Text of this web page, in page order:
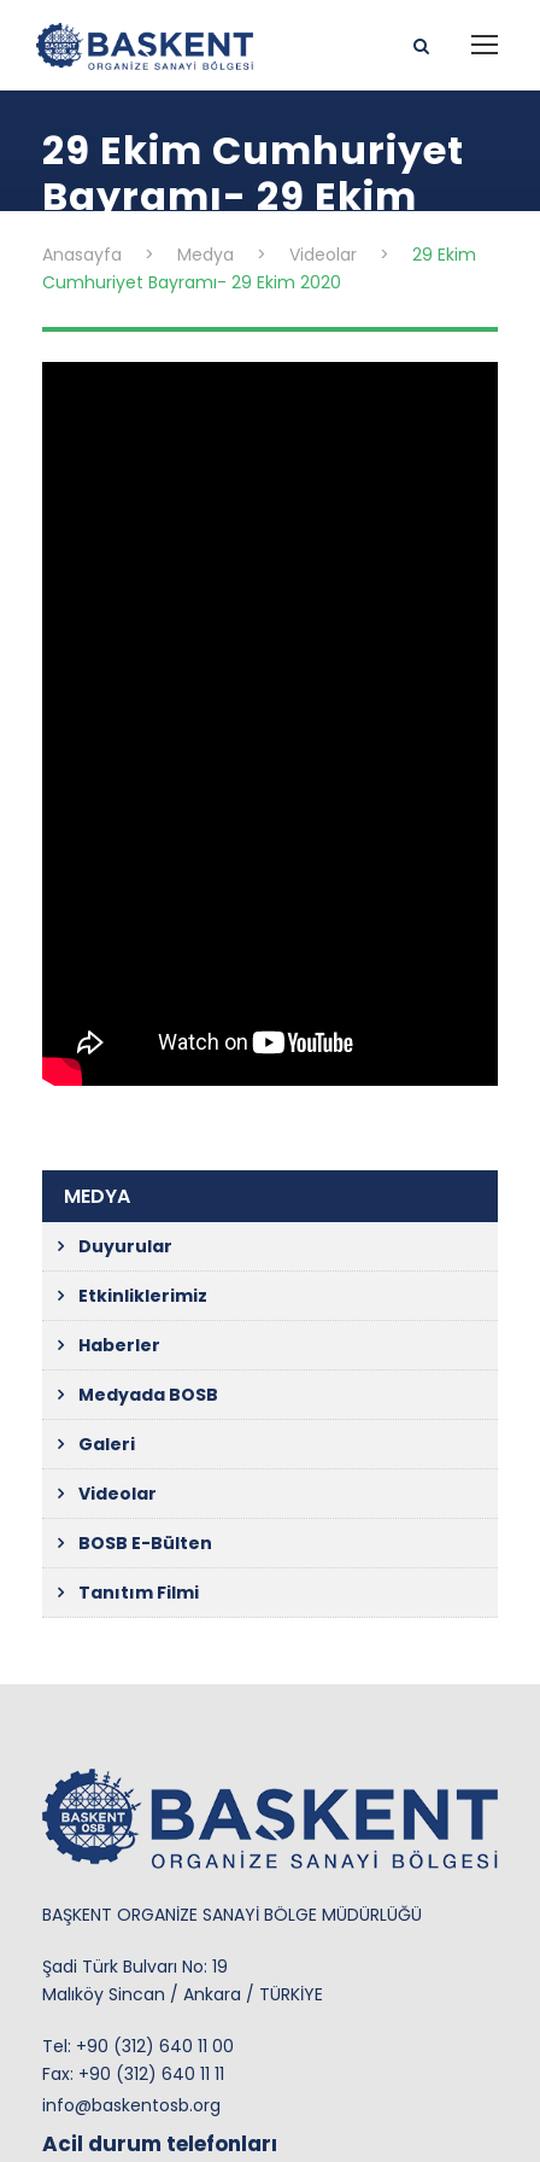
29 Ekim Cumhuriyet
Bayramı- 29 Ekim
2020
Anasayfa > Medya > Videolar >
29 Ekim
Cumhuriyet Bayramı- 29 Ekim 2020
MEDYA
Duyurular
Etkinliklerimiz
Haberler
Medyada BOSB
Galeri
Videolar
BOSB E-Bülten
Tanıtım Filmi
BAŞKENT ORGANİZE SANAYİ BÖLGE MÜDÜRLÜĞÜ
Şadi Türk Bulvarı No: 19
Malıköy Sincan / Ankara / TÜRKİYE
Tel: +90 (312) 640 11 00
Fax: +90 (312) 640 11 11
info@baskentosb.org
Acil durum telefonları